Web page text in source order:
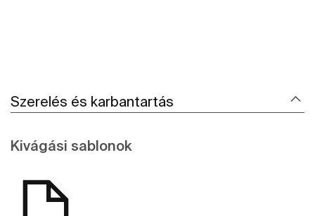
Szerelés és karbantartás
Kivágási sablonok